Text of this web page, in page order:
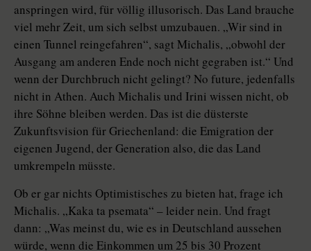
anspringen wird, für völlig illusorisch. Das Land brauche
viel mehr Zeit, um sich selbst umzubauen. „Wir sind in
einen Tunnel reingefahren“, sagt Michalis, „obwohl der
Ausgang am anderen Ende noch nicht gegraben ist.“ Und
wenn der Durchbruch nicht gelingt? No future, jedenfalls
nicht in Athen. Auch Michalis und Irini wissen nicht, ob
ihre Söhne bleiben werden. Das ist die düsterste
Zukunftsvision für Griechenland: die Emigration der
eigenen Jugend, der Generation also, die das Land
umkrempeln müsste.
Ob er gar nichts Optimistisches zu bieten hat, frage ich
Michalis. „Kaka ta psemata“ – leider nein. Und fragt
dann: „Was meinst du, wie es in Deutschland aussehen
würde, wenn die Einkommen um 25 bis 30 Prozent